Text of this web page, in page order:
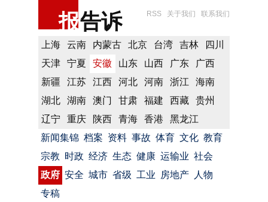
报告诉 RSS 关于我们 联系我们
上海 云南 内蒙古 北京 台湾 吉林
四川
天津
宁夏 安徽 山东 山西 广东
广西
新疆
江苏 江西 河北 河南 浙江
海南
湖北
湖南 澳门 甘肃 福建 西藏
贵州
辽宁
重庆 陕西 青海 香港
黑龙江
新闻集锦 档案 资料 事故 体育 文化 教育
宗教 时政 经济 生态 健康 运输业 社会
政府 安全 城市 省级 工业 房地产
人物
专稿